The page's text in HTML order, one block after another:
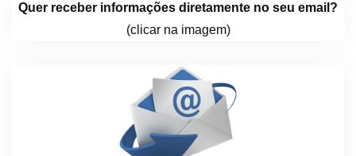
Quer receber informações diretamente no seu email?
(clicar na imagem)